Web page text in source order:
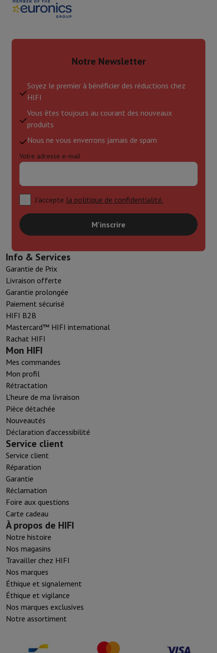
Notre Newsletter
Soyez le premier à bénéficier des réductions chez
HIFI
Vous êtes toujours au courant des nouveaux
produits
Nous ne vous enverrons jamais de spam
Votre adresse e-mail
J'accepte la politique de confidentialité.
M'inscrire
Info & Services
Garantie de Prix
Livraison offerte
Garantie prolongée
Paiement sécurisé
HIFI B2B
Mastercard™ HIFI international
Rachat HIFI
Mon HIFI
Mes commandes
Mon profil
Rétractation
L'heure de ma livraison
Pièce détachée
Nouveautés
Déclaration d'accessibilité
Service client
Service client
Réparation
Garantie
Réclamation
Foire aux questions
Carte cadeau
À propos de HIFI
Notre histoire
Nos magasins
Travailler chez HIFI
Nos marques
Éthique et signalement
Éthique et vigilance
Nos marques exclusives
Notre assortiment